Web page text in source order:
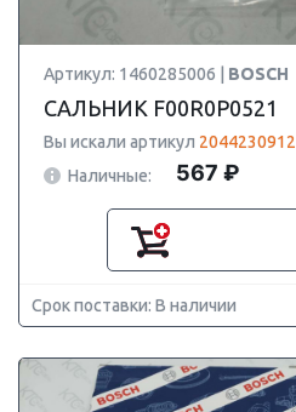
Артикул: 1460285006 | BOSCH
САЛЬНИК F00R0P0521
Вы искали артикул 2044230912
Наличные:
567 ₽
Срок поставки: В наличии